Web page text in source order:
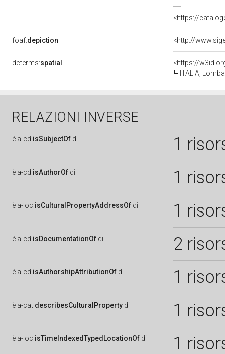
<https://
foaf:depiction
dcterms:spatial
<https://
ITALIA,
RELAZIONI INVERSE
è a-cd:isSubjectOf di 1
è a-cd:isAuthorOf di 1
è a-loc:isCulturalPropertyAddressOf di 1
è a-cd:isDocumentationOf di 2
è a-cd:isAuthorshipAttributionOf di 1
è a-cat:describesCulturalProperty di 1
è a-loc:isTimeIndexedTypedLocationOf di 1